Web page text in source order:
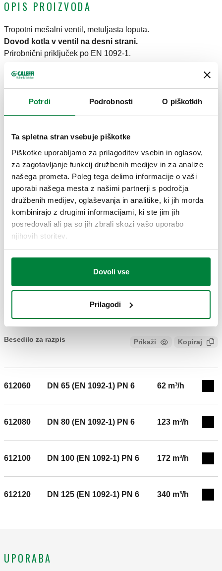
Potrdi Podrobnosti O piškotkih
Ta spletna stran vsebuje piškotke
Piškotke uporabljamo za prilagoditev vsebin in oglasov,
za zagotavljanje funkcij družbenih medijev in za analize
našega prometa. Poleg tega delimo informacije o vaši
uporabi našega mesta z našimi partnerji s področja
družbenih medijev, oglaševanja in analitike, ki jih morda
kombinirajo z drugimi informacijami, ki ste jim jih
posredovali ali pa so jih zbrali skozi vašo uporabo
njihovih storitev.
Dovoli vse
Prilagodi
OPIS PROIZVODA
Tropotni mešalni ventil, metuljasta loputa.
Dovod kotla v ventil na desni strani.
Prirobnični priključek po EN 1092-1.
TEHNIČNI PODATKI
6 bar
RISBE IN SPECIFIKACIJE
Koda artikla Priključek Kv Actions
612050 DN 50 (EN 1092-1) PN 6
Besedilo za razpis Prikaži Kopiraj
EN 1092-1. Priključek: DN 50 (EN 1092-1) PN 6. Maksimalni
612060 DN 65 (EN 1092-1) PN 6 62 m³/h
612080 DN 80 (EN 1092-1) PN 6 123 m³/h
612100 DN 100 (EN 1092-1) PN 6 172 m³/h
612120 DN 125 (EN 1092-1) PN 6 340 m³/h
UPORABA